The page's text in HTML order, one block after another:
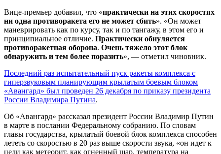
Вице-премьер добавил, что «практически на этих скоростях
ни одна противоракета его не может сбить». «Он может
маневрировать как по курсу, так и по тангажу, в этом его и
принципиальное отличие. Практически обнуляется
противоракетная оборона. Очень тяжело этот блок
обнаружить и тем более поразить», — отметил чиновник.
Последний раз испытательный пуск ракеты комплекса с
гиперзвуковым планирующим крылатым боевым блоком
«Авангард» был проведен 26 декабря по приказу президента
России Владимира Путина.
Об «Авангард» рассказал президент России Владимир Путин
в марте в послании Федеральному собранию. По словам
главы государства, крылатый боевой блок комплекса способен
лететь со скоростью в 20 раз выше скорости звука, «он идет к
цели как метеорит, как огненный шар, температура на